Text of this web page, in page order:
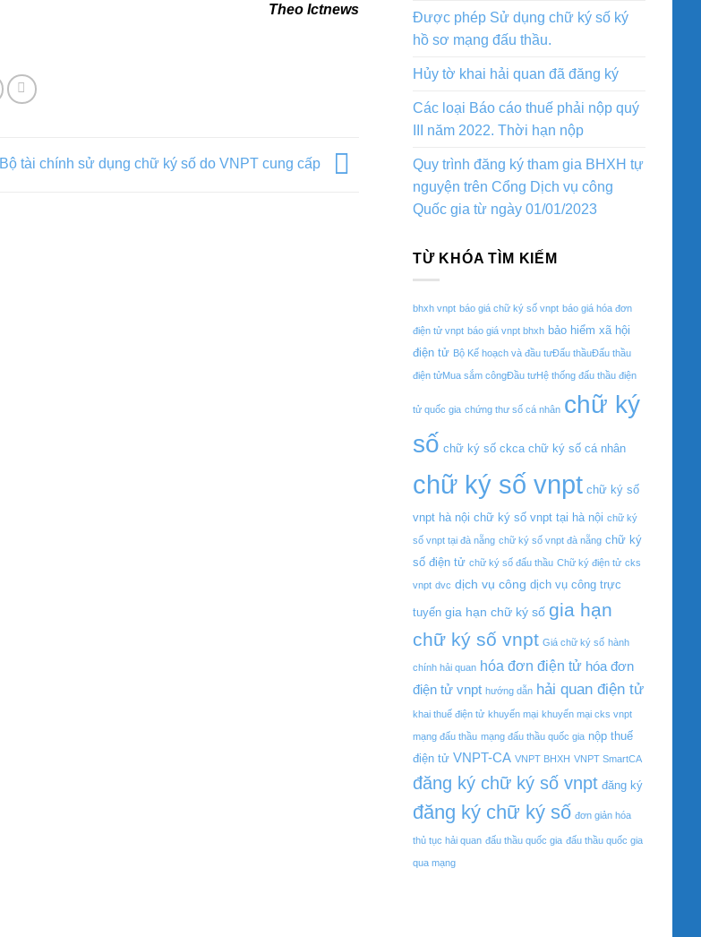
Theo Ictnews
Bộ tài chính sử dụng chữ ký số do VNPT cung cấp
Được phép Sử dụng chữ ký số ký
hồ sơ mạng đấu thầu.
Hủy tờ khai hải quan đã đăng ký
Các loại Báo cáo thuế phải nộp quý
III năm 2022. Thời hạn nộp
Quy trình đăng ký tham gia BHXH tự
nguyện trên Cổng Dịch vụ công
Quốc gia từ ngày 01/01/2023
TỪ KHÓA TÌM KIẾM
bhxh vnpt báo giá chữ ký số vnpt báo giá hóa đơn
điện tử vnpt báo giá vnpt bhxh bảo hiểm xã hội
điện tử Bộ Kế hoạch và đầu tưĐấu thầuĐấu thầu
điện tửMua sắm côngĐầu tưHệ thống đấu thầu điện
tử quốc gia chứng thư số cá nhân chữ ký
số chữ ký số ckca chữ ký số cá nhân
chữ ký số vnpt chữ ký số
vnpt hà nội chữ ký số vnpt tại hà nội chữ ký
số vnpt tại đà nẵng chữ ký số vnpt đà nẵng chữ ký
số điện tử chữ ký số đấu thầu Chữ ký điện tử cks
vnpt dvc dịch vụ công dịch vụ công trực
tuyến gia hạn chữ ký số gia hạn
chữ ký số vnpt Giá chữ ký số hành
chính hải quan hóa đơn điện tử hóa đơn
điện tử vnpt hướng dẫn hải quan điện tử
khai thuế điện tử khuyến mại khuyến mại cks vnpt
mạng đấu thầu mạng đấu thầu quốc gia nộp thuế
điện tử VNPT-CA VNPT BHXH VNPT SmartCA
đăng ký chữ ký số vnpt đăng ký
đăng ký chữ ký số đơn giản hóa
thủ tục hải quan đấu thầu quốc gia đấu thầu quốc gia
qua mạng